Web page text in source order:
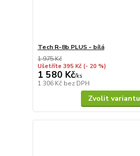
Tech R-8b PLUS - bílá
1 975 Kč
Ušetříte 395 Kč (- 20 %)
1 580 Kč/ks
1 306 Kč bez DPH
Zvolit variantu